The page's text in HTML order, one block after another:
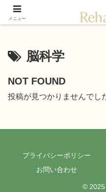
癒しと再発見
脳科学
NOT FOUND
投稿が見つかりませんでし
プライバシーポリシー
お問い合わせ
© 2025
メニュー